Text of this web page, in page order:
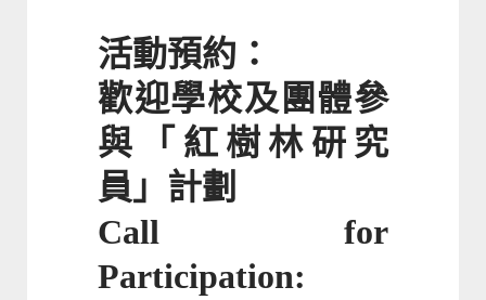
活動預約：
歡迎學校及團體參
與「紅樹林研究
員」計劃
Call for
Participation: